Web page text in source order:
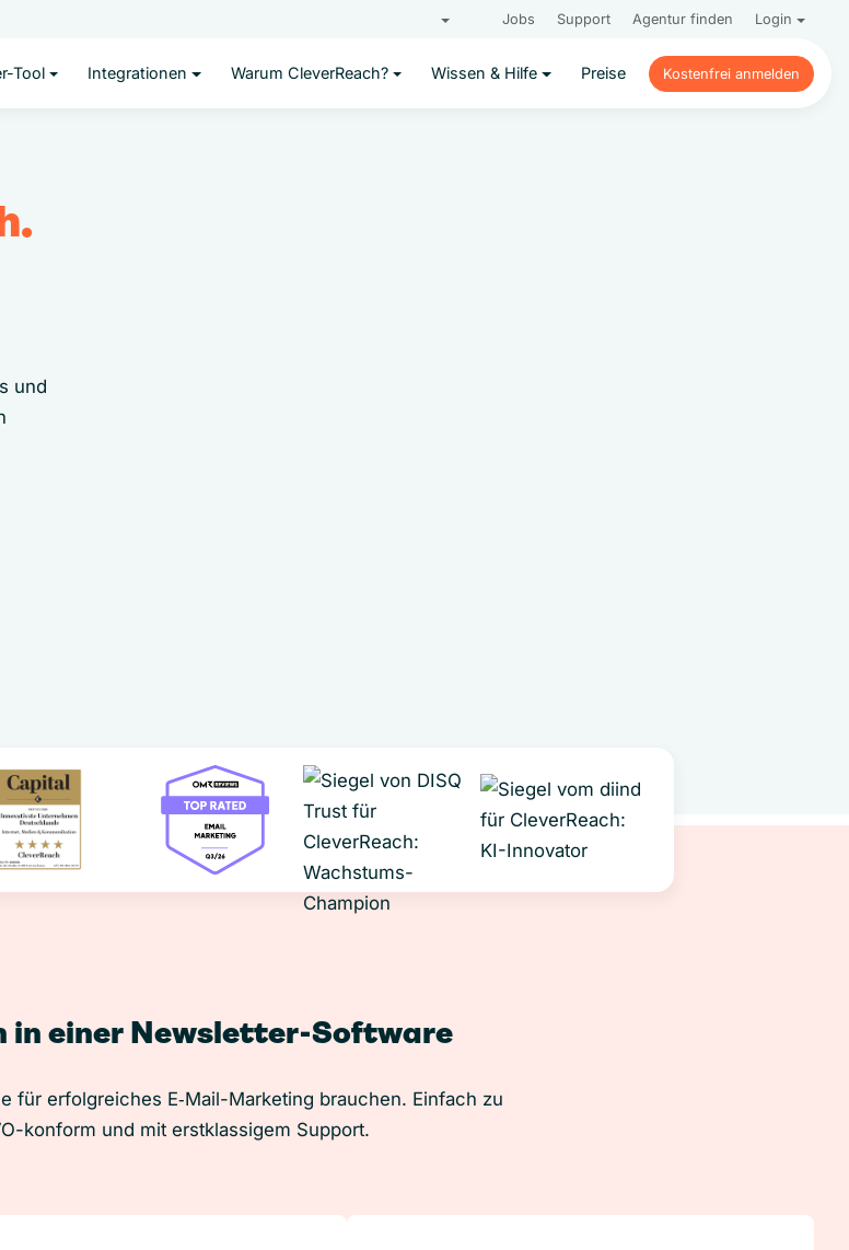
Jobs Support Agentur finden Login
Tool Integrationen Warum CleverReach? Wissen & Hilfe Preise
Kostenfrei anmelden
Kostenfrei anmelden
und
in einer Newsletter-Software
für erfolgreiches E‑Mail-Marketing brauchen. Einfach zu
konform und mit erstklassigem Support.